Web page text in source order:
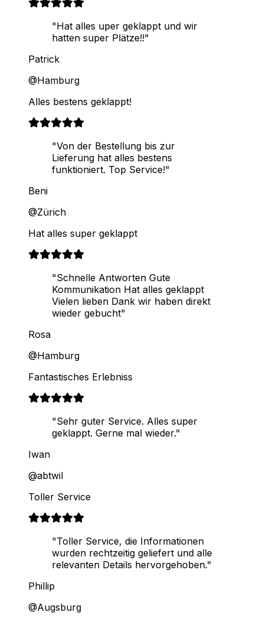
"Hat alles uper geklappt und wir
hatten super Plätze!!"
Patrick
@Hamburg
Alles bestens geklappt!
"Von der Bestellung bis zur
Lieferung hat alles bestens
funktioniert. Top Service!"
Beni
@Zürich
Hat alles super geklappt
"Schnelle Antworten Gute
Kommunikation Hat alles geklappt
Vielen lieben Dank wir haben direkt
wieder gebucht"
Rosa
@Hamburg
Fantastisches Erlebniss
"Sehr guter Service. Alles super
geklappt. Gerne mal wieder."
Iwan
@abtwil
Toller Service
"Toller Service, die Informationen
wurden rechtzeitig geliefert und alle
relevanten Details hervorgehoben."
Phillip
@Augsburg